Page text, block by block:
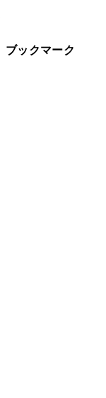
ブックマーク